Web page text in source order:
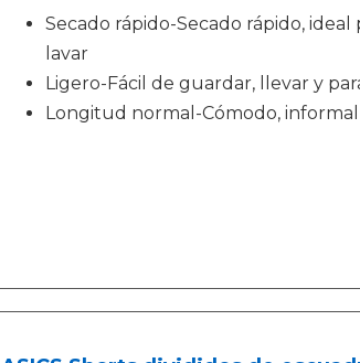
Secado rápido-Secado rápido,
lavar
Ligero-Fácil de guardar, llevar y
Longitud normal-Cómodo,